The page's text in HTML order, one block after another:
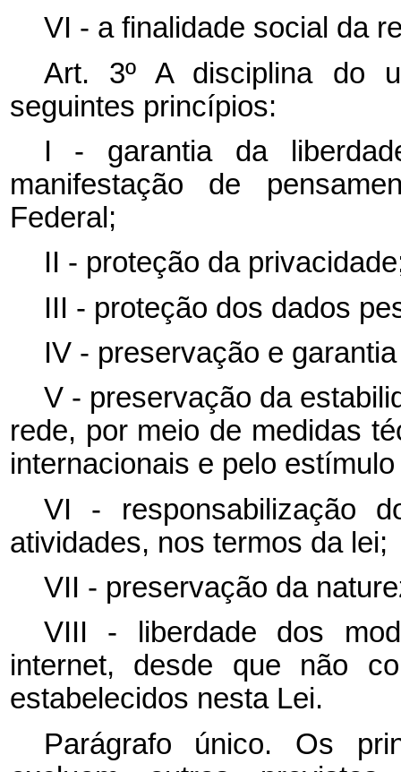
VI - a finalidade social da
Art. 3º A disciplina do
seguintes princípios:
I - garantia da
manifestação de
Federal;
II - proteção da
III - proteção dos dados
IV - preservação e
V - preservação da
rede, por meio de medidas
internacionais e pelo
VI - responsabilização
atividades, nos termos da lei;
VII - preservação da
VIII - liberdade dos
internet, desde que não
estabelecidos nesta Lei.
Parágrafo único. Os